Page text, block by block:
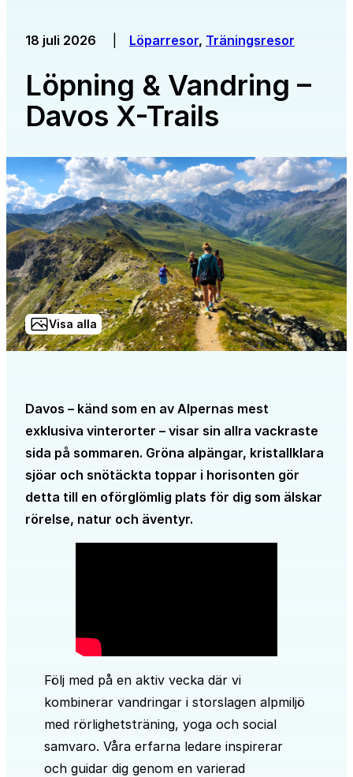
18 juli 2026 Löparresor, Träningsresor
Löpning & Vandring –
Davos X-Trails
Visa alla
Davos – känd som en av Alpernas mest
exklusiva vinterorter – visar sin allra vackraste
sida på sommaren. Gröna alpängar, kristallklara
sjöar och snötäckta toppar i horisonten gör
detta till en oförglömlig plats för dig som älskar
rörelse, natur och äventyr.
Följ med på en aktiv vecka där vi
kombinerar vandringar i storslagen alpmiljö
med rörlighetsträning, yoga och social
samvaro. Våra erfarna ledare inspirerar
och guidar dig genom en varierad